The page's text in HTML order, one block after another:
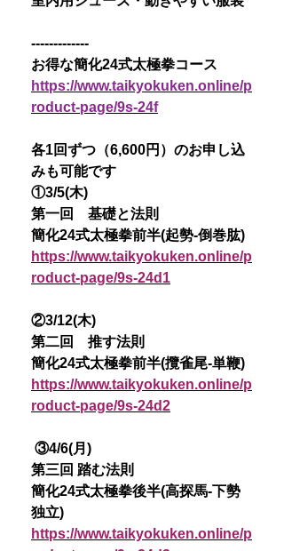
-------------
お得な簡化24式太極拳コース
https://www.taikyokuken.online/p
roduct-page/9s-24f
各1回ずつ（6,600円）のお申し込
みも可能です
①3/5(木)
第一回 基礎と法則
簡化24式太極拳前半(起勢-倒巻肱)
https://www.taikyokuken.online/p
roduct-page/9s-24d1
②3/12(木)
第二回 推す法則
簡化24式太極拳前半(攬雀尾-単鞭)
https://www.taikyokuken.online/p
roduct-page/9s-24d2
③4/6(月)
第三回 踏む法則
簡化24式太極拳後半(高探馬-下勢
独立)
https://www.taikyokuken.online/p